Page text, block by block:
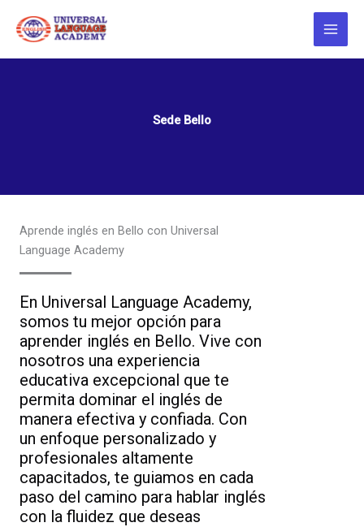
Sede Bello
Aprende inglés en Bello con Universal
Language Academy
En Universal Language Academy,
somos tu mejor opción para
aprender inglés en Bello. Vive con
nosotros una experiencia
educativa excepcional que te
permita dominar el inglés de
manera efectiva y confiada. Con
un enfoque personalizado y
profesionales altamente
capacitados, te guiamos en cada
paso del camino para hablar inglés
con la fluidez que deseas